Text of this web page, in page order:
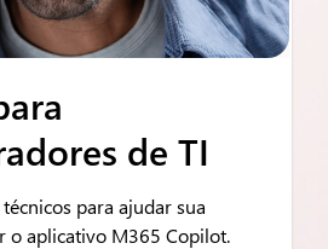
de TI
para ajudar sua
o aplicativo M365 Copilot.